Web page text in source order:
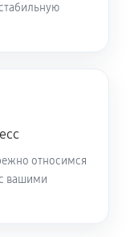
относимся
вашими